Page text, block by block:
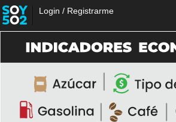
Login / Registrarme